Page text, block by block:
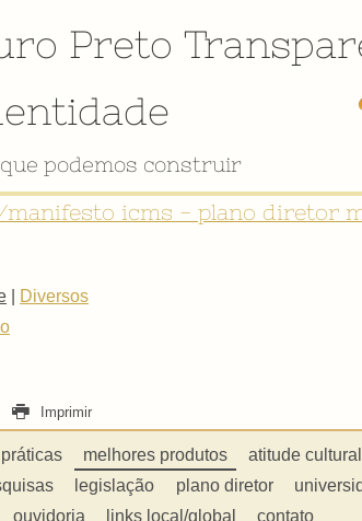
Preto
podemos construir
manifesto icms - plano diretor
Diversos
Imprimir
melhores produtos
atitude cultural
legislação plano diretor
ouvidoria links local/global contato